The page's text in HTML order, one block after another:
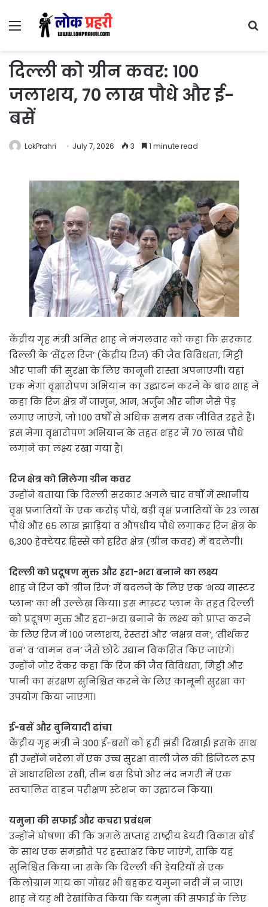
Menu
दिल्ली को ग्रीन कवर: 100
जलाशय, 70 लाख पौधे और ई-
बसें
LokPrahri July 7, 2026 3 1 minute read
केंद्रीय गृह मंत्री अमित शाह ने मंगलवार को कहा कि सरकार
दिल्ली के ‘सेंट्रल रिज’ (केंद्रीय रिज) की जैव विविधता, मिट्टी
और पानी की सुरक्षा के लिए कानूनी रास्ता अपनाएगी। यहां
एक मेगा वृक्षारोपण अभियान का उद्घाटन करने के बाद शाह ने
कहा कि रिज क्षेत्र में जामुन, आम, अर्जुन और नीम जैसे पेड़
लगाए जाएंगे, जो 100 वर्षों से अधिक समय तक जीवित रहते हैं।
इस मेगा वृक्षारोपण अभियान के तहत शहर में 70 लाख पौधे
लगाने का लक्ष्य रखा गया है।
रिज क्षेत्र को मिलेगा ग्रीन कवर
उन्होंने बताया कि दिल्ली सरकार अगले चार वर्षों में स्थानीय
वृक्ष प्रजातियों के एक करोड़ पौधे, बड़ी वृक्ष प्रजातियों के 23 लाख
पौधे और 65 लाख झाड़ियां व औषधीय पौधे लगाकर रिज क्षेत्र के
6,300 हेक्टेयर हिस्से को हरित क्षेत्र (ग्रीन कवर) में बदलेगी।
दिल्ली को प्रदूषण मुक्त और हरा-भरा बनाने का लक्ष्य
शाह ने रिज को ‘ग्रीन रिज’ में बदलने के लिए एक ‘भव्य मास्टर
प्लान’ का भी उल्लेख किया। इस मास्टर प्लान के तहत दिल्ली
को प्रदूषण मुक्त और हरा-भरा बनाने के लक्ष्य को प्राप्त करने
के लिए रिज में 100 जलाशय, रेस्तरां और ‘नक्षत्र वन’, ‘तीर्थंकर
वन’ व ‘वामन वन’ जैसे छोटे उद्यान विकसित किए जाएंगे।
उन्होंने जोर देकर कहा कि रिज की जैव विविधता, मिट्टी और
पानी का संरक्षण सुनिश्चित करने के लिए कानूनी सुरक्षा का
उपयोग किया जाएगा।
ई-बसें और बुनियादी ढांचा
केंद्रीय गृह मंत्री ने 300 ई-बसों को हरी झंडी दिखाई। इसके साथ
ही उन्होंने नरेला में एक उच्च सुरक्षा वाली जेल की डिजिटल रूप
से आधारशिला रखी, तीन बस डिपो और नंद नगरी में एक
स्वचालित वाहन परीक्षण स्टेशन का उद्घाटन किया।
यमुना की सफाई और कचरा प्रबंधन
उन्होंने घोषणा की कि अगले सप्ताह राष्ट्रीय डेयरी विकास बोर्ड
के साथ एक समझौते पर हस्ताक्षर किए जाएंगे, ताकि यह
सुनिश्चित किया जा सके कि दिल्ली की डेयरियों से एक
किलोग्राम गाय का गोबर भी बहकर यमुना नदी में न जाए।
शाह ने यह भी रेखांकित किया कि यमुना की सफाई के लिए